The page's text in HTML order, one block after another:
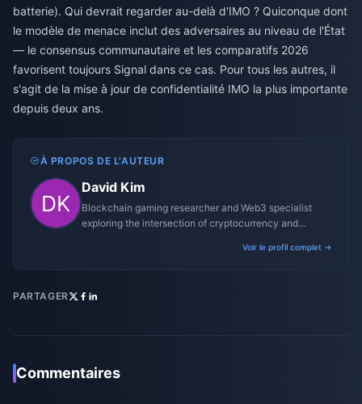
batterie). Qui devrait regarder au-delà d'IMO ? Quiconque dont
le modèle de menace inclut des adversaires au niveau de l'État
— le consensus communautaire et les comparatifs 2026
favorisent toujours Signal dans ce cas. Pour tous les autres, il
s'agit de la mise à jour de confidentialité IMO la plus importante
depuis deux ans.
À PROPOS DE L'AUTEUR
David Kim
Blockchain gaming researcher and Web3 specialist
exploring the intersection of cryptocurrency and
Voir le profil complet →
PARTAGER
Commentaires